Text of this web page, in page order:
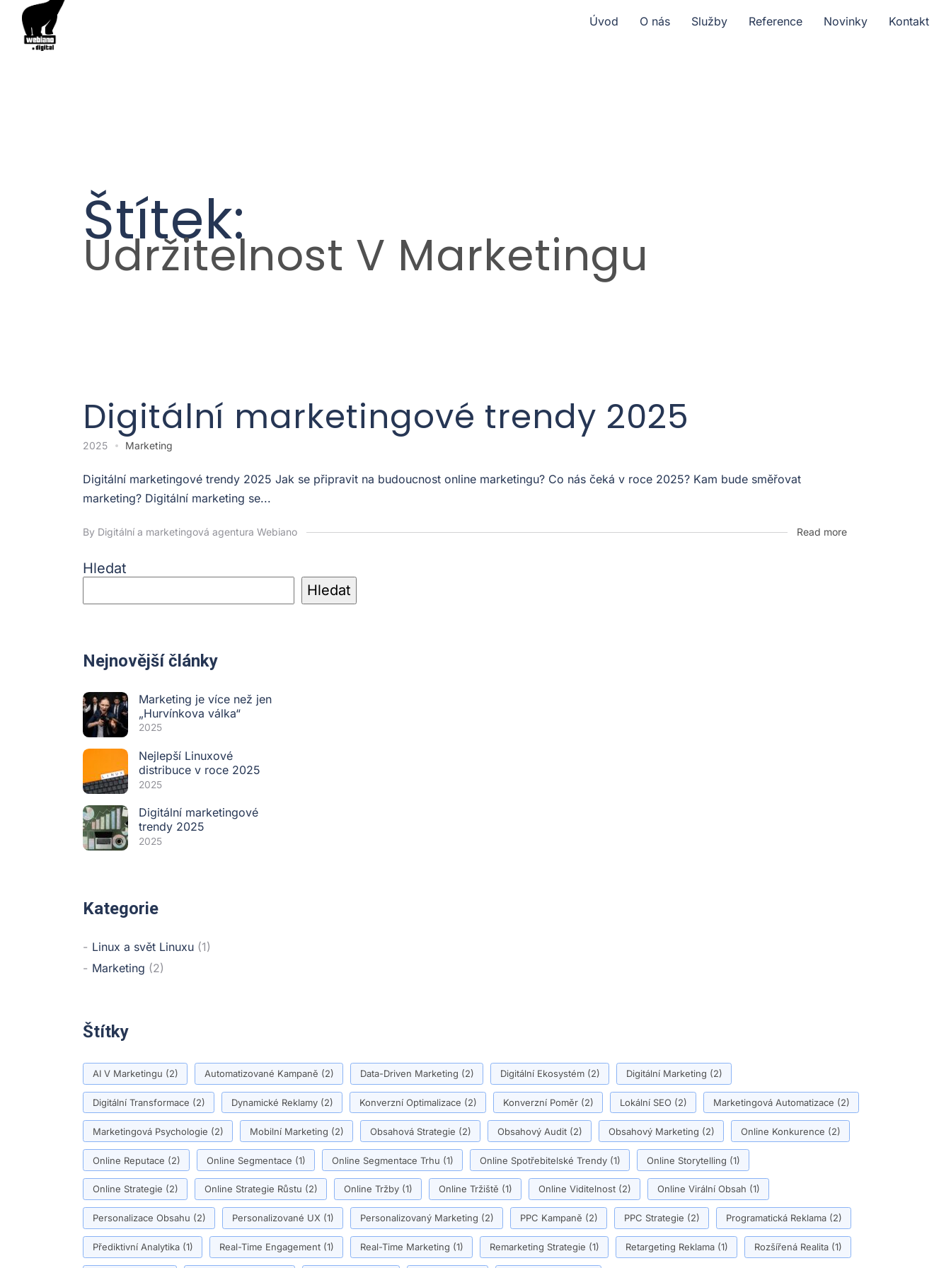
Úvod O nás Služby Reference Novinky Kontakt
Štítek:
Udržitelnost V Marketingu
Digitální marketingové trendy 2025
2025 Marketing
Digitální marketingové trendy 2025 Jak se připravit na budoucnost online marketingu? Co nás čeká v roce 2025? Kam bude směřovat
marketing? Digitální marketing se...
By Digitální a marketingová agentura Webiano Read more
Hledat
Hledat
Nejnovější články
Marketing je více než jen
„Hurvínkova válka“
2025
Nejlepší Linuxové
distribuce v roce 2025
2025
Digitální marketingové
trendy 2025
2025
Kategorie
Linux a svět Linuxu (1)
Marketing (2)
Štítky
AI V Marketingu (2) Automatizované Kampaně (2) Data-Driven Marketing (2) Digitální Ekosystém(2) Digitální Marketing (2)
Digitální Transformace (2) Dynamické Reklamy(2) Konverzní Optimalizace (2) Konverzní Poměr(2) Lokální SEO(2) Marketingová Automatizace (2)
Marketingová Psychologie (2) Mobilní Marketing (2) Obsahová Strategie (2) Obsahový Audit(2) Obsahový Marketing (2) Online Konkurence (2)
Online Reputace (2) Online Segmentace (1) Online Segmentace Trhu (1) Online Spotřebitelské Trendy(1) Online Storytelling (1)
Online Strategie (2) Online Strategie Růstu (2) Online Tržby(1) Online Tržiště (1) Online Viditelnost(2) Online Virální Obsah (1)
Personalizace Obsahu (2) Personalizované UX(1) Personalizovaný Marketing (2) PPC Kampaně (2) PPC Strategie (2) Programatická Reklama(2)
Přediktivní Analytika(1) Real-Time Engagement(1) Real-Time Marketing (1) Remarketing Strategie (1) Retargeting Reklama(1) Rozšířená Realita(1)